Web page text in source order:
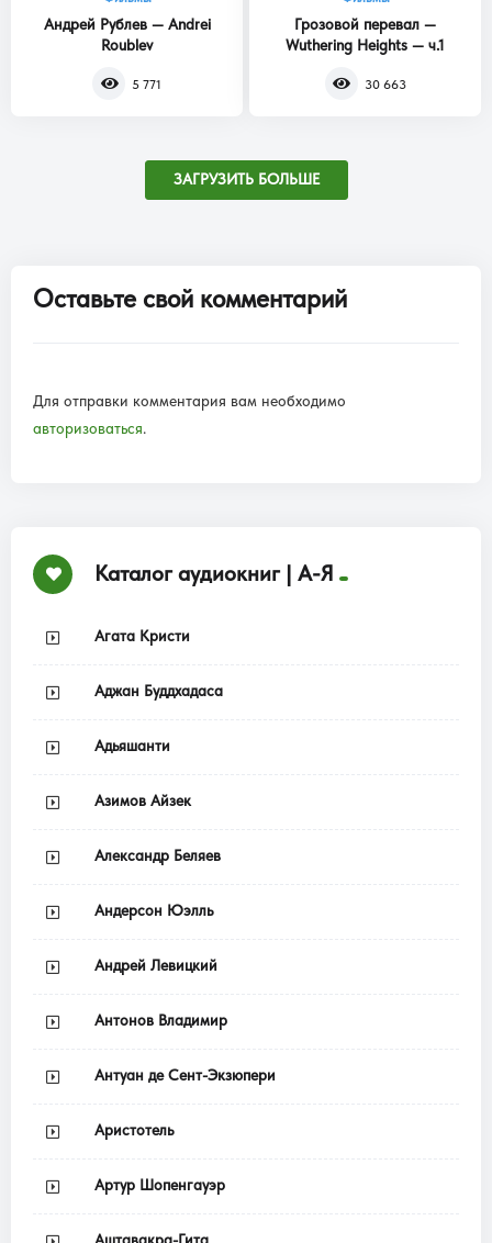
Андрей Рублев — Andrei
Roublev
5 771
Грозовой перевал —
Wuthering Heights — ч.1
30 663
ЗАГРУЗИТЬ БОЛЬШЕ
Оставьте свой комментарий
Для отправки комментария вам необходимо
авторизоваться.
Каталог аудиокниг | А-Я
Агата Кристи
Аджан Буддхадаса
Адьяшанти
Азимов Айзек
Александр Беляев
Андерсон Юэлль
Андрей Левицкий
Антонов Владимир
Антуан де Сент-Экзюпери
Аристотель
Артур Шопенгауэр